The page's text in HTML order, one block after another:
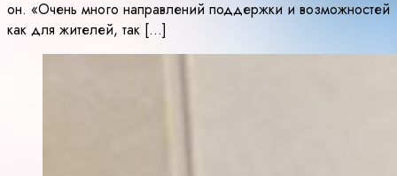
он. «Очень много направлений поддержки и возможностей
как для жителей, так […]